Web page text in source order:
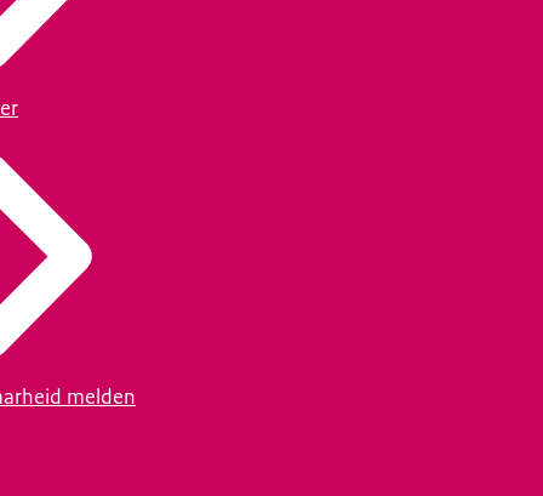
melden